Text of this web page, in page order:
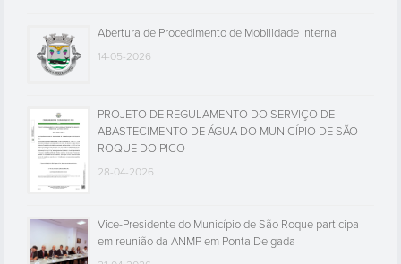
Abertura de Procedimento de Mobilidade Interna
14-05-2026
PROJETO DE REGULAMENTO DO SERVIÇO DE
ABASTECIMENTO DE ÁGUA DO MUNICÍPIO DE SÃO
ROQUE DO PICO
28-04-2026
Vice-Presidente do Município de São Roque participa
em reunião da ANMP em Ponta Delgada